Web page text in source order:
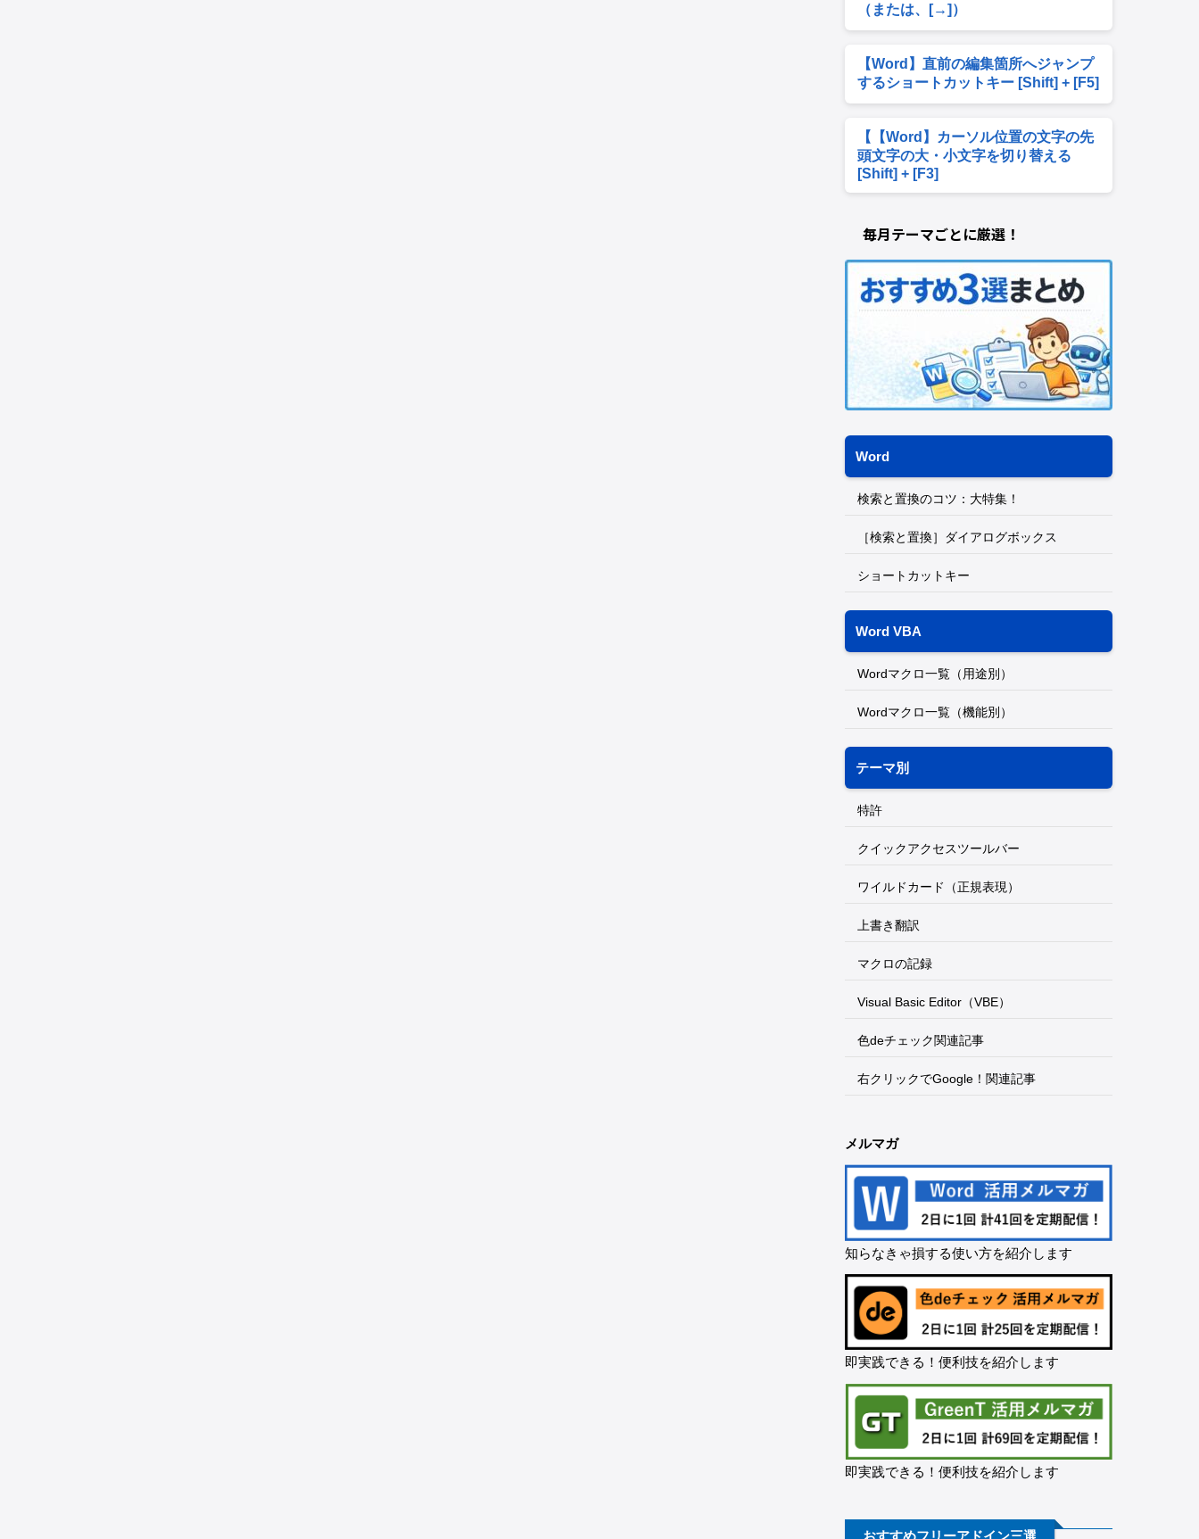
（または、[→]）
【Word】直前の編集箇所へジャンプ
するショートカットキー [Shift] + [F5]
【【Word】カーソル位置の文字の先
頭文字の大・小文字を切り替える
[Shift] + [F3]
毎月テーマごとに厳選！
Word
検索と置換のコツ：大特集！
［検索と置換］ダイアログボックス
ショートカットキー
Word VBA
Wordマクロ一覧（用途別）
Wordマクロ一覧（機能別）
テーマ別
特許
クイックアクセスツールバー
ワイルドカード（正規表現）
上書き翻訳
マクロの記録
Visual Basic Editor（VBE）
色deチェック関連記事
右クリックでGoogle！関連記事
メルマガ
知らなきゃ損する使い方を紹介します
即実践できる！便利技を紹介します
即実践できる！便利技を紹介します
おすすめフリーアドイン三選